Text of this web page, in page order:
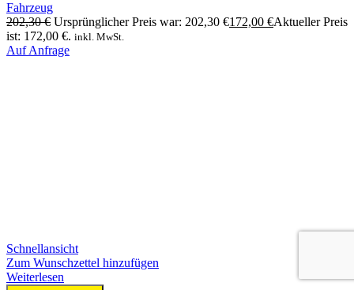
Fahrzeug
202,30€ Ursprünglicher Preis war: 202,30 €172,00 €Aktueller Preis
ist: 172,00 €. inkl. MwSt.
Auf Anfrage
Schnellansicht
Zum Wunschzettel hinzufügen
Weiterlesen